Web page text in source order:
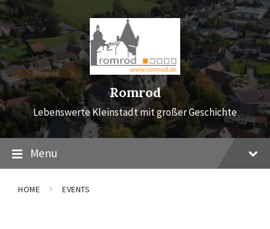
Skip
to
content
Skip
to
main
navigation
Skip
to
footer
Romrod
Lebenswerte Kleinstadt mit großer Geschichte
Menu
HOME EVENTS